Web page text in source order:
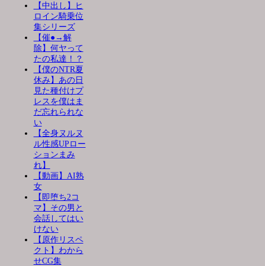
【中出し】ヒ
ロイン騎乗位
集シリーズ
【催●→解
除】何ヤって
たの私達！？
【僕のNTR夏
休み】あの日
見た種付けプ
レスを僕はま
だ忘れられな
い
【全身ヌルヌ
ル性感UPロー
ションまみ
れ】
【動画】AI熟
女
【即堕ち2コ
マ】その男と
会話してはい
けない
【原作リスペ
クト】わから
せCG集